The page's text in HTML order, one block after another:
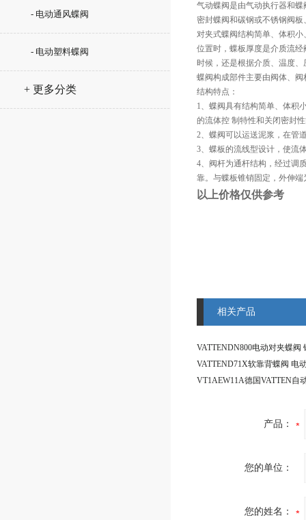
- 电动通风蝶阀
- 电动塑料蝶阀
+ 更多分类
气动蝶阀是由气动执行器和
密封蝶阀和碳钢或不锈钢阀
对夹式蝶阀结构简单、体积
位置时，蝶板厚度是介质流
时候，还是根据介质、温度
蝶阀构成部件主要由阀体、
结构特点：
1、蝶阀具有结构简单、体积
的流体控 制特性和关闭密封
2、蝶阀可以运送泥浆，在管
3、蝶板的流线型设计，使流
4、阀杆为通杆结构，经过调
靠。与蝶板锥销固定，外伸
以上价格仅供参考
相关产品
产品：
您的单位：
您的姓名：